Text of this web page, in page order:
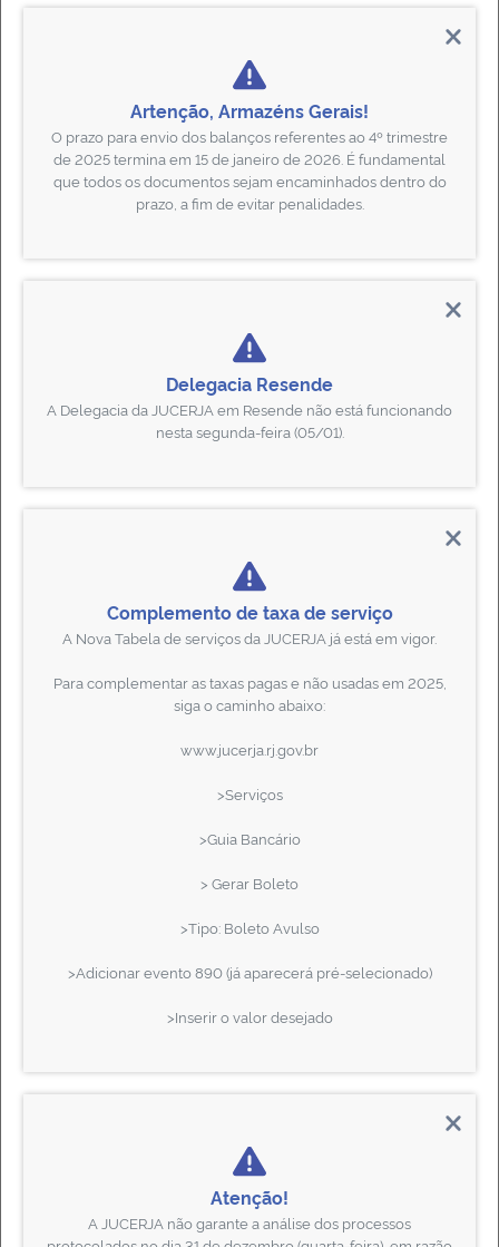
Tradutores
Matérias exclusivas sobre Tradutores Juramentados
Consulta das empresas inativas por conta do Art. 60 da lei 8.934/94
CONSULTA DE PROTOCOLO
Serviços com instabilidade
05/08/2026
Artenção, Armazéns Gerais!
O prazo para envio dos balanços referentes ao4º trimestre
de 2025 termina em 15 de janeiro de 2026 . É fundamental
que todos os documentos sejam encaminhados dentro do
prazo, a fim de evitar penalidades.
Delegacia Resende
A Delegacia da JUCERJA em Resende não está funcionando
nesta segunda-feira (05/01).
Complemento de taxa de serviço
A Nova Tabela de serviços da JUCERJA já está em vigor.
Para complementar as taxas pagas e não usadas em 2025,
siga o caminho abaixo:
www.jucerja.rj.gov.br
>Serviços
>Guia Bancário
> Gerar Boleto
>Tipo: Boleto Avulso
>Adicionar evento 890(já aparecerá pré-selecionado)
>Inserir o valor desejado
Atenção!
A JUCERJA não garante a análisedos processos